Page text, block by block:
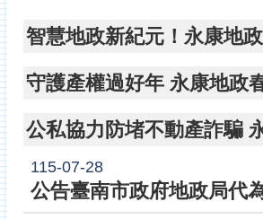
簡
線
與
115-07-28